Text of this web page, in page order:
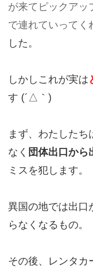
が来てピックアッ
で連れていってく
した。
しかしこれが実は
す (´△｀)
まず、わたしたち
なく 団体出口から
ミスを犯します。
異国の地では出口
らなくなるもの。
その後、レンタカ